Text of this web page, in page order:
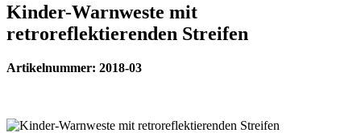
Kinder-Warnweste mit
retroreflektierenden Streifen
Artikelnummer: 2018-03